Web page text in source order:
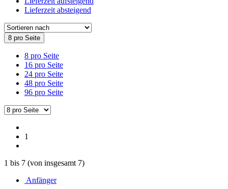
Lieferzeit absteigend
8 pro Seite
8 pro Seite
16 pro Seite
24 pro Seite
48 pro Seite
96 pro Seite
1
1 bis 7 (von insgesamt 7)
Anfänger